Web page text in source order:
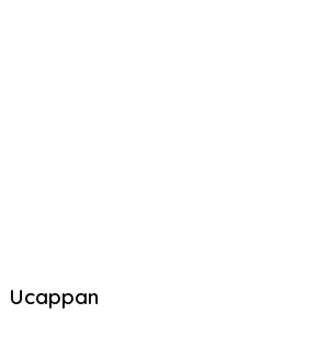
Ucappan